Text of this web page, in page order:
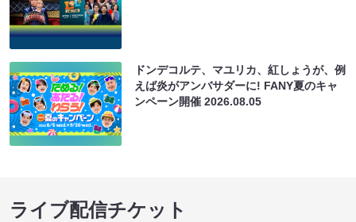
ドンデコルテ、マユリカ、紅しょうが、例
えば炎がアンバサダーに! FANY夏のキャ
ンペーン開催2026.08.05
ライブ配信チケット